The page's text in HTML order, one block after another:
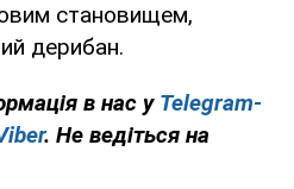
становищем,
дерибан.
в нас у Telegram-
. Не ведіться на